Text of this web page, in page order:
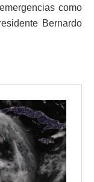
como
Bernardo